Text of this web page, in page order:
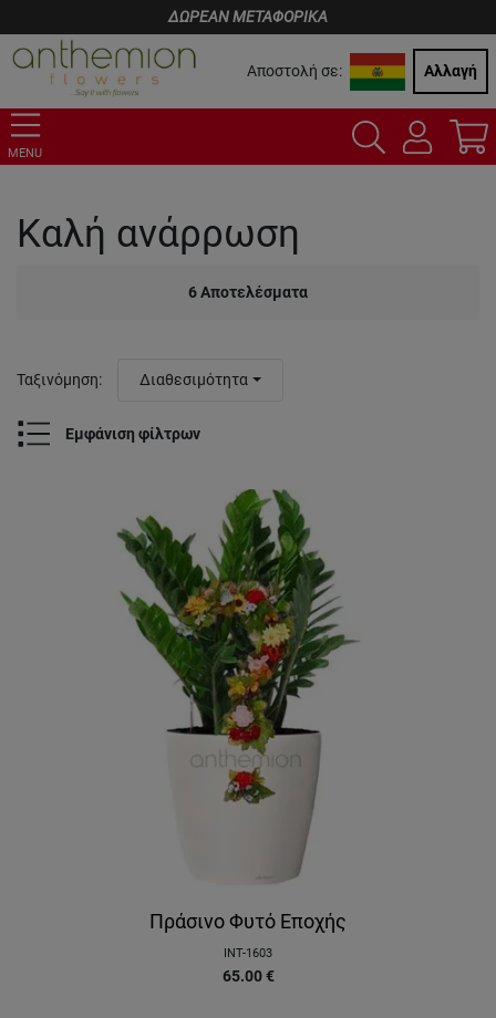
ΔΩΡΕΑΝ ΜΕΤΑΦΟΡΙΚΑ
Αποστολή σε: Αλλαγή
MENU
Καλή ανάρρωση
6Αποτελέσματα
Εμφάνιση φίλτρων
Ταξινόμηση: Διαθεσιμότητα
Πράσινο Φυτό Εποχής
INT-1603
65.00 €